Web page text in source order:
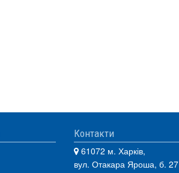
Контакти
61072 м. Харків,
вул. Отакара Яроша, б. 27